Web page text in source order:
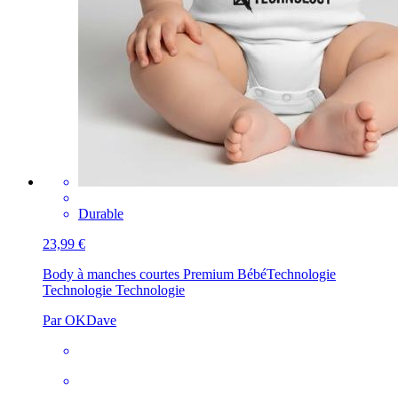
Durable
23,99 €
Body à manches courtes Premium BébéTechnologie
Technologie Technologie
Par OKDave